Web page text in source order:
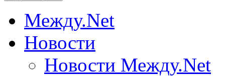
Между.Net
Новости
Новости Между.Net